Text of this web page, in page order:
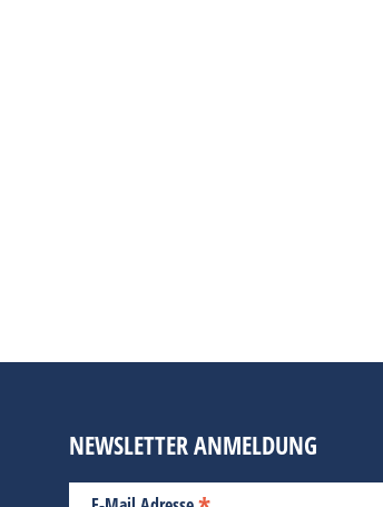
NEWSLETTER ANMELDUNG